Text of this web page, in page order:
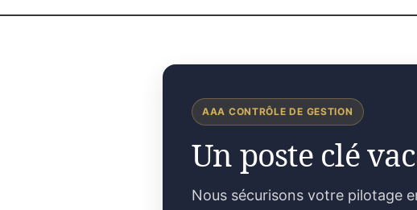
AAA CONTRÔLE DE GESTION
Un poste clé
Nous sécurisons votre pilotage